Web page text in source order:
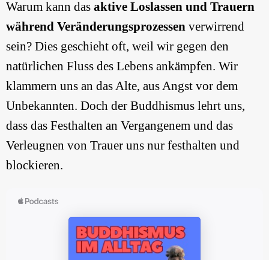
Warum kann das aktive Loslassen und Trauern
während Veränderungsprozessen verwirrend
sein? Dies geschieht oft, weil wir gegen den
natürlichen Fluss des Lebens ankämpfen. Wir
klammern uns an das Alte, aus Angst vor dem
Unbekannten. Doch der Buddhismus lehrt uns,
dass das Festhalten an Vergangenem und das
Verleugnen von Trauer uns nur festhalten und
blockieren.